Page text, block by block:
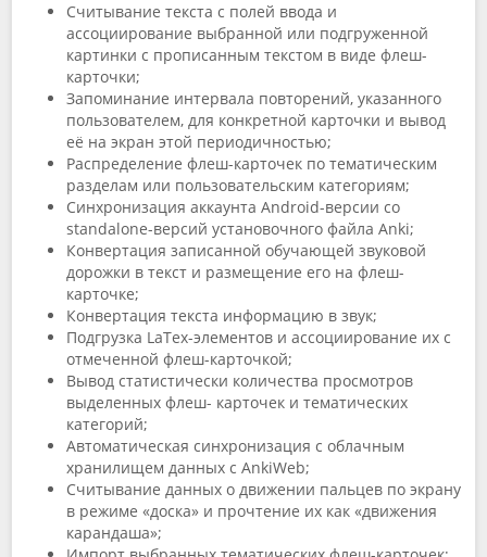
Считывание текста с полей ввода и
ассоциирование выбранной или подгруженной
картинки с прописанным текстом в виде флеш-
карточки;
Запоминание интервала повторений, указанного
пользователем, для конкретной карточки и вывод
её на экран этой периодичностью;
Распределение флеш-карточек по тематическим
разделам или пользовательским категориям;
Синхронизация аккаунта Android-версии со
standalone-версий установочного файла Anki;
Конвертация записанной обучающей звуковой
дорожки в текст и размещение его на флеш-
карточке;
Конвертация текста информацию в звук;
Подгрузка LaTex-элементов и ассоциирование их с
отмеченной флеш-карточкой;
Вывод статистически количества просмотров
выделенных флеш- карточек и тематических
категорий;
Автоматическая синхронизация с облачным
хранилищем данных с AnkiWeb;
Считывание данных о движении пальцев по экрану
в режиме «доска» и прочтение их как «движения
карандаша»;